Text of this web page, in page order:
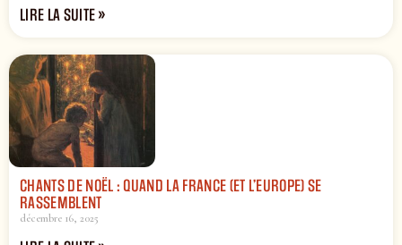
LIRE LA SUITE »
CHANTS DE NOËL : QUAND LA FRANCE (ET L’EUROPE) SE
RASSEMBLENT
décembre 16, 2025